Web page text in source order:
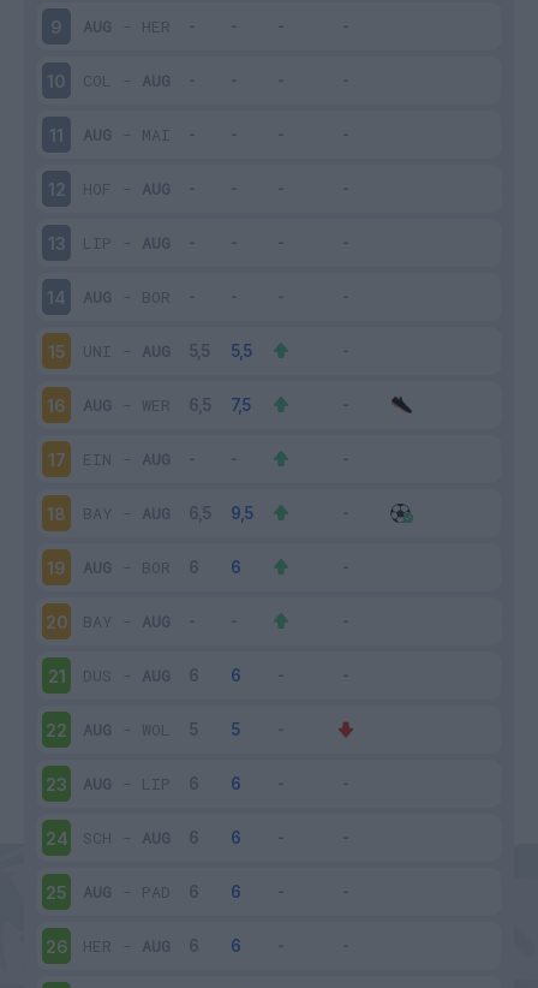
9 AUG - HER
10 COL - AUG
11 AUG - MAI
12 HOF - AUG
13 LIP - AUG
14 AUG - BOR
15 UNI - AUG
16 AUG - WER
17 EIN - AUG
18 BAY - AUG
19 AUG - BOR
20 BAY - AUG
21 DUS - AUG
22 AUG - WOL
23 AUG - LIP
24 SCH - AUG
25 AUG - PAD
26 HER - AUG